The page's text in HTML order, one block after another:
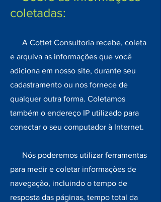
coletadas:
A Cottet Consultoria recebe, coleta
e arquiva as informações que você
adiciona em nosso site, durante seu
cadastramento ou nos fornece de
qualquer outra forma. Coletamos
também o endereço IP utilizado para
conectar o seu computador à Internet.
Nós poderemos utilizar ferramentas
para medir e coletar informações de
navegação, incluindo o tempo de
resposta das páginas, tempo total da